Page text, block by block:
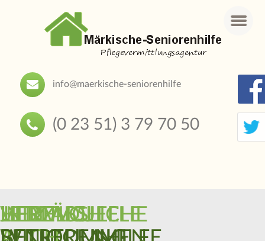
info@maerkische-seniorenhilfe
(0 23 51) 3 79 70 50
HERZLICH
INDIVIDUELLE
JETZT
LIEBEVOLLE
VERLÄSSLICHE